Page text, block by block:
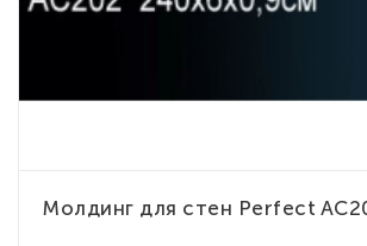
Молдинг для стен Perfect